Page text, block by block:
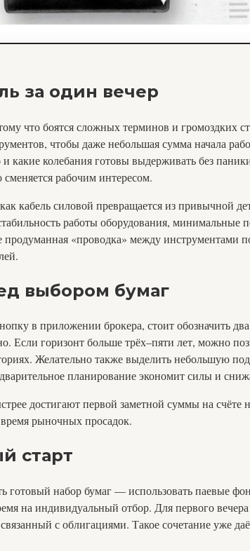
за один вечер
что боятся сложных терминов и громоздких
чтобы даже небольшая сумма начала
какие колебания готовы выдерживать без
рабочим интересом.
кабель силовой превращается из привычной
работы оборудования,
«проводка» между инструментами
выбором бумаг
в приложении брокера, стоит обозначить
Если горизонт больше трёх–пяти лет, можно
Желательно также выделить небольшую
планирование экономит силы и
достигают первой заметной суммы на счёте
рыночных просадок.
старт
готовый набор бумаг — использовать паевые
на индивидуальный отбор. Для первого
с облигациями. Такое сочетание уже